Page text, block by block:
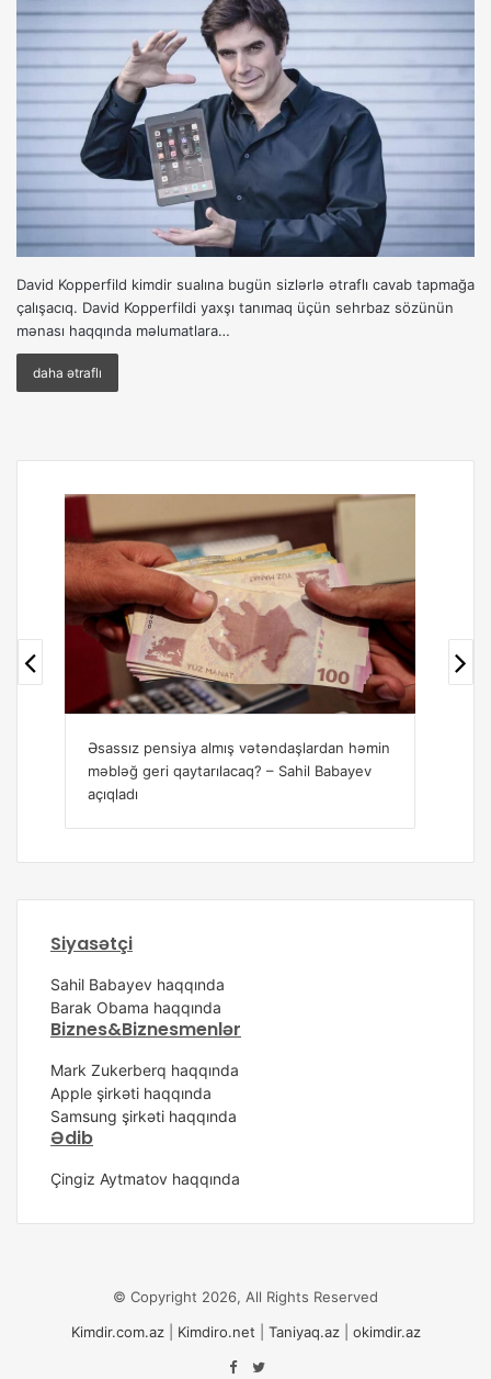
David Kopperfild kimdir sualına bugün sizlərlə ətraflı cavab tapmağa
çalışacıq. David Kopperfildi yaxşı tanımaq üçün sehrbaz sözünün
mənası haqqında məlumatlara…
daha ətraflı
Əsassız pensiya almış vətəndaşlardan həmin
məbləğ geri qaytarılacaq? – Sahil Babayev
açıqladı
Siyasətçi
Sahil Babayev haqqında
Barak Obama haqqında
Biznes&Biznesmenlər
Mark Zukerberq haqqında
Apple şirkəti haqqında
Samsung şirkəti haqqında
Ədib
Çingiz Aytmatov haqqında
© Copyright 2026, All Rights Reserved
Kimdir.com.az| Kimdiro.net Taniyaq.az| okimdir.az
Facebook
Twitter